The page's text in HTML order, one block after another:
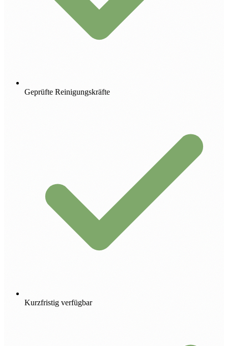
Geprüfte Reinigungskräfte
Kurzfristig verfügbar